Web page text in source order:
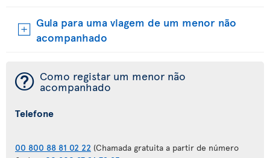
Guia para uma viagem de um menor não
acompanhado
¯ Como registar um menor não
acompanhado
Telefone
00 800 88 81 02 22 (Chamada gratuita a partir de número